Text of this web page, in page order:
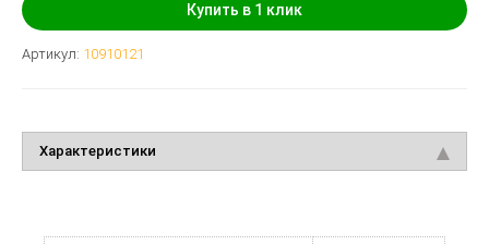
Купить в 1 клик
Артикул: 10910121
Характеристики